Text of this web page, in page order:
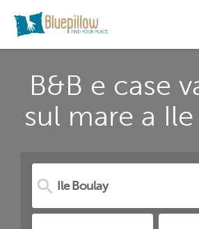
B&B e case
sul mare a